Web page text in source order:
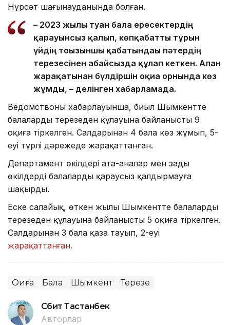
Нұрсәт шағынауданында болған.
– 2023 жылы туған бала ересектердің
қарауынсыз қалып, көпқабатты тұрғын
үйдің тоғызыншы қабатындағы пәтердің
терезесінен абайсызда құлап кеткен. Алған
жарақатынан бүлдіршін оқиға орнында көз
жұмды, – делінген хабарламада.
Ведомствоның хабарлауынша, биыл Шымкентте
балалардың терезеден құлауына байланысты 9
оқиға тіркелген. Салдарынан 4 бала көз жұмып, 5-
еуі түрлі дәрежеде жарақаттанған.
Департамент өкілдері ата-аналар мен заңды
өкілдерді балаларды қараусыз қалдырмауға
шақырды.
Еске салайық, өткен жылы Шымкентте балалардың
терезеден құлауына байланысты 5 оқиға тіркелген.
Салдарынан 3 бала қаза тауып, 2-еуі
жарақаттанған.
Оқиға Бала Шымкент Терезе
Сәбит Тастанбек
Авторлар